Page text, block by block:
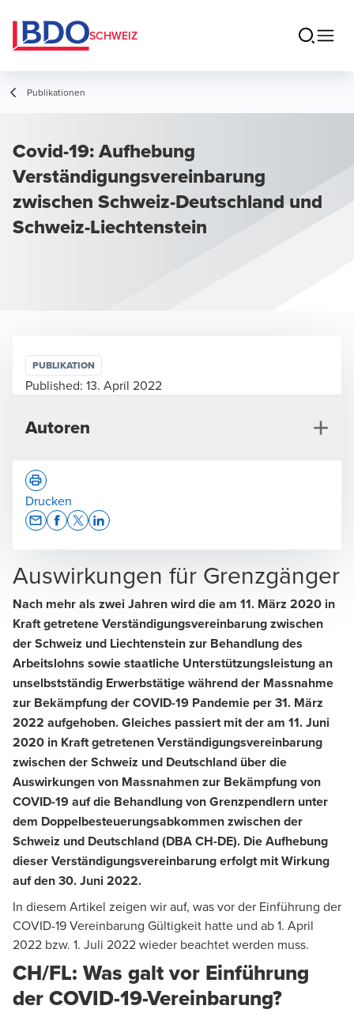
SCHWEIZ
Publikationen
Covid-19: Aufhebung
Verständigungsvereinbarung
zwischen Schweiz-Deutschland und
Schweiz-Liechtenstein
Auswirkungen für Grenzgänger
Nach mehr als zwei Jahren wird die am 11. März 2020 in
Kraft getretene Verständigungsvereinbarung zwischen
der Schweiz und Liechtenstein zur Behandlung des
Arbeitslohns sowie staatliche Unterstützungsleistung an
unselbstständig Erwerbstätige während der Massnahme
zur Bekämpfung der COVID-19 Pandemie per 31. März
2022 aufgehoben. Gleiches passiert mit der am 11. Juni
2020 in Kraft getretenen Verständigungsvereinbarung
zwischen der Schweiz und Deutschland über die
Auswirkungen von Massnahmen zur Bekämpfung von
COVID-19 auf die Behandlung von Grenzpendlern unter
dem Doppelbesteuerungsabkommen zwischen der
Schweiz und Deutschland (DBA CH-DE). Die Aufhebung
dieser Verständigungsvereinbarung erfolgt mit Wirkung
auf den 30. Juni 2022.
In diesem Artikel zeigen wir auf, was vor der Einführung der
COVID-19 Vereinbarung Gültigkeit hatte und ab 1. April
2022 bzw. 1. Juli 2022 wieder beachtet werden muss.
CH/FL: Was galt vor Einführung
der COVID-19-Vereinbarung?
PUBLIKATION
Published: 13. April 2022
Autoren
Irene Bremer
Mandatsleiterin Steuern, Zürich
Drucken